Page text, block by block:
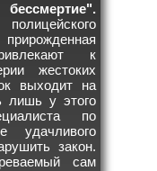
к
жестоких
выходит на
лишь у этого
по
закон.
сам